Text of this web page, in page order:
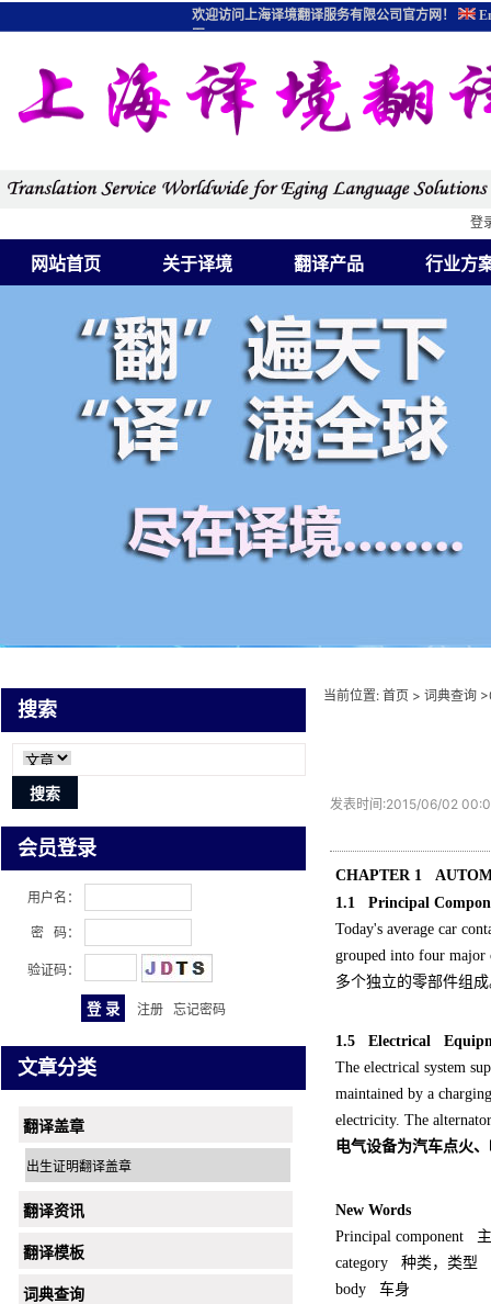
网站首页 关于译境 翻译产品 行业方
登
欢迎访问上海译境翻译服务有限公司官方网！
图
搜索
会员登录
用户名：
密 码：
验证码：
注册 忘记密码
文章分类
翻译盖章
出生证明翻译盖章
翻译资讯
翻译模板
词典查询
当前位置: 首页 > 词典查询 >
发表时间:2015/06/02
CHAPTER 1
1.1 Principal
Today's average car
grouped into four major
多个独立的零部件组
1.5 Electrical Eq
The electrical system
maintained by a
electricity. The
电气设备为汽车点火
New Words
Principal component
category 种类，类型
body 车身